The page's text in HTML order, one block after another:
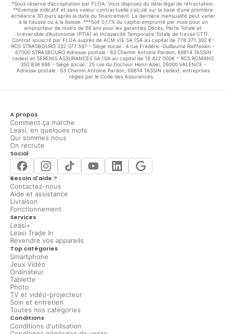
*Sous réserve d’acceptation par FLOA. Vous disposez du délai légal de rétractation.
**Exemple indicatif et sans valeur contractuelle calculé sur la base d'une première
échéance 30 jours après la date du financement. La dernière mensualité peut varier
à la hausse ou à la baisse. ***Soit 0,17% du capital emprunté par mois pour un
emprunteur de moins de 66 ans pour les garanties Décès, Perte Totale et
Irréversible d'Autonomie (PTIA) et Incapacité Temporaire Totale de travail (ITT).
Contrat souscrit par FLOA auprès de ACM VIE SA (SA au capital de 778 371 392 €–
RCS STRASBOURG 332 377 597 – Siège social : 4 rue Frédéric-Guillaume Raiffeisen -
67000 STRASBOURG Adresse postale : 63 Chemin Antoine Pardon, 69814 TASSIN
cedex) et SERENIS ASSURANCES SA (SA au capital de 16 422 000€ – RCS ROMANS
350 838 686 – Siège social : 25 rue du Docteur Henri Abel, 26000 VALENCE -
Adresse postale : 63 Chemin Antoine Pardon, 69814 TASSIN cedex), entreprises
régies par le Code des Assurances.
A propos
Comment ça marche
Leasi, en quelques mots
Qui sommes nous
On recrute
Social
Besoin d'aide ?
Contactez-nous
Aide et assistance
Livraison
Fonctionnement
Services
Leasi+
Leasi Trade In
Revendre vos appareils
Top catégories
Smartphone
Jeux Vidéo
Ordinateur
Tablette
Photo
TV et vidéo-projecteur
Soin et entretien
Toutes nos catégories
Conditions
Conditions d'utilisation